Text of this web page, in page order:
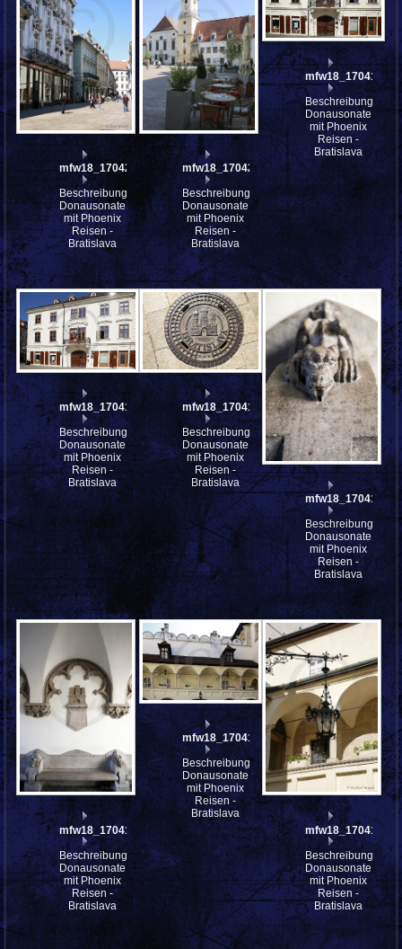
mfw18_170421
Beschreibung:
Donausonate
mit Phoenix
Reisen -
Bratislava
mfw18_170420
Beschreibung:
Donausonate
mit Phoenix
Reisen -
Bratislava
mfw18_170418
Beschreibung:
Donausonate
mit Phoenix
Reisen -
Bratislava
mfw18_170417
Beschreibung:
Donausonate
mit Phoenix
Reisen -
Bratislava
mfw18_170416
Beschreibung:
Donausonate
mit Phoenix
Reisen -
Bratislava
mfw18_170415
Beschreibung:
Donausonate
mit Phoenix
Reisen -
Bratislava
mfw18_170412
Beschreibung:
Donausonate
mit Phoenix
Reisen -
Bratislava
mfw18_170411
Beschreibung:
Donausonate
mit Phoenix
Reisen -
Bratislava
mfw18_170410
Beschreibung:
Donausonate
mit Phoenix
Reisen -
Bratislava